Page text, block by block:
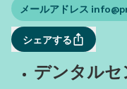
メールアドレス
シェアする
デンタルセ